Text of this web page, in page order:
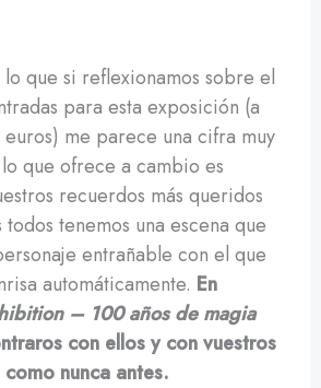
que si reflexionamos sobre el
para esta exposición (a
me parece una cifra muy
que ofrece a cambio es
recuerdos más queridos
todos tenemos una escena que
entrañable con el que
automáticamente. En
– 100 años de magia
con ellos y con vuestros
nunca antes.